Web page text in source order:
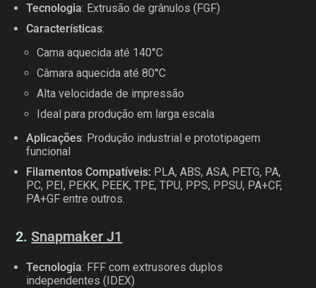
Tecnologia: Extrusão de grânulos (FGF)
Características:
Cama aquecida até 140°C
Câmara aquecida até 80°C
Alta velocidade de impressão
Ideal para produção em larga escala
Aplicações: Produção industrial e prototipagem
funcional
Filamentos Compatíveis: PLA, ABS, ASA, PETG, PA,
PC, PEI, PEKK, PEEK, TPE, TPU, PPS, PPSU, PA+CF,
PA+GF entre outros.
2.Snapmaker J1
Tecnologia: FFF com extrusores duplos
independentes (IDEX)